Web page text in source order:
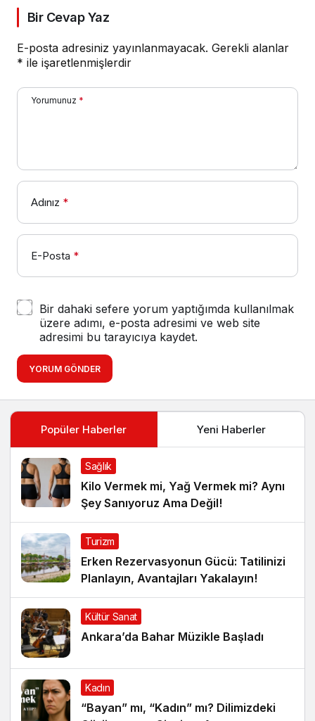
Bir Cevap Yaz
E-posta adresiniz yayınlanmayacak. Gerekli alanlar
* ile işaretlenmişlerdir
Yorumunuz *
Adınız *
E-Posta *
Bir dahaki sefere yorum yaptığımda kullanılmak
üzere adımı, e-posta adresimi ve web site
adresimi bu tarayıcıya kaydet.
YORUM GÖNDER
Popüler Haberler Yeni Haberler
Sağlık
Kilo Vermek mi, Yağ Vermek mi? Aynı
Şey Sanıyoruz Ama Değil!
Turizm
Erken Rezervasyonun Gücü: Tatilinizi
Planlayın, Avantajları Yakalayın!
Kültür Sanat
Ankara’da Bahar Müzikle Başladı
Kadın
“Bayan” mı, “Kadın” mı? Dilimizdeki